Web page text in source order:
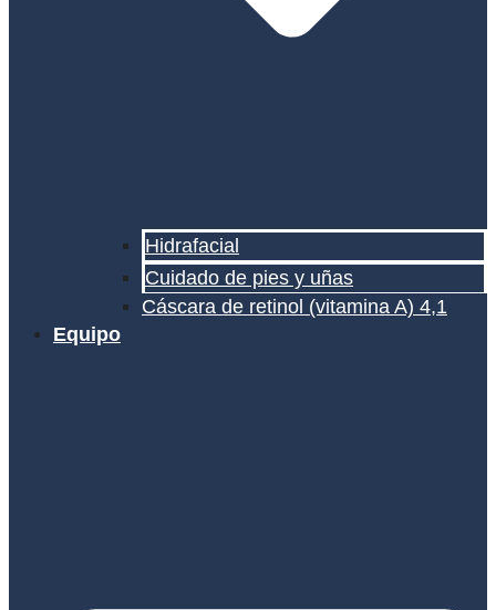
Hidrafacial
Cuidado de pies y uñas
Cáscara de retinol (vitamina A) 4,1
Equipo